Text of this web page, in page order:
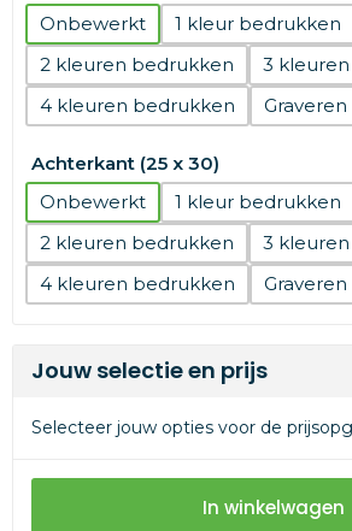
Onbewerkt
1
2
3
4
Graveren
Achterkant (25 x 30)
Onbewerkt
1
2
3
4
Graveren
Jouw selectie en prijs
Selecteer jouw opties voor de
In winkelwagen